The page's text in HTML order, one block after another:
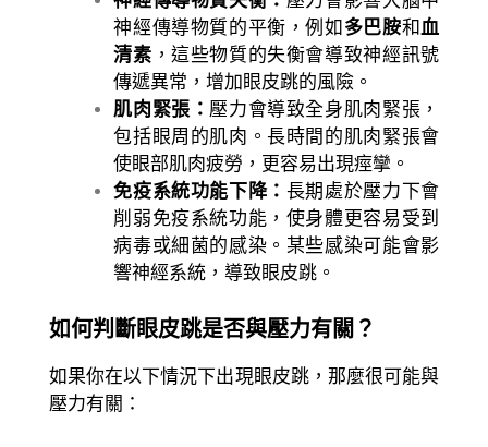
神經傳導物質的平衡，例如 多巴胺和血
清素 ，這些物質的失衡會導致神經訊號
傳遞異常，增加眼皮跳的風險。
肌肉緊張： 壓力會導致全身肌肉緊張，
包括眼周的肌肉。長時間的肌肉緊張會
使眼部肌肉疲勞，更容易出現痙攣。
免疫系統功能下降： 長期處於壓力下會
削弱免疫系統功能，使身體更容易受到
病毒或細菌的感染。某些感染可能會影
響神經系統，導致眼皮跳。
如何判斷眼皮跳是否與壓力有關？
如果你在以下情況下出現眼皮跳，那麼很可能與
壓力有關：